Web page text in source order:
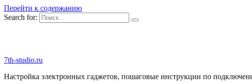
Перейти к содержанию
Search for:
7th-studio.ru
Настройка электронных гаджетов, пошаговые инструкции по